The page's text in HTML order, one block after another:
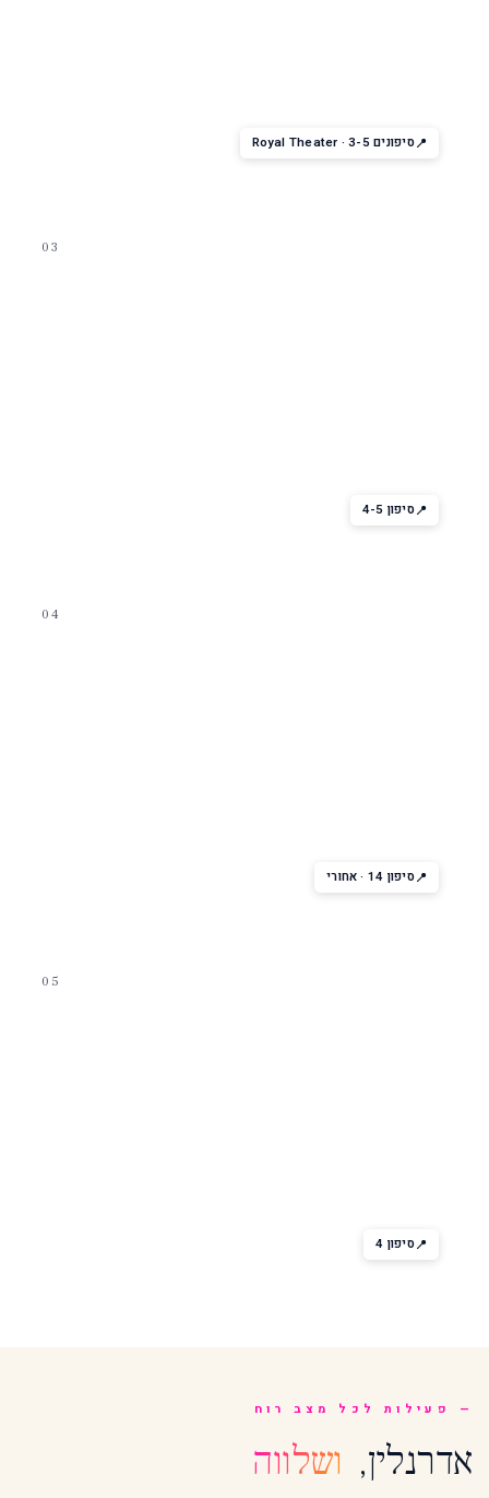
סיפונים 3-5 · Royal Theater
03
סיפון 4-5
04
סיפון 14 · אחורי
05
סיפון 4
פעילות לכל מצב רוח
אדרנלין, ושלווה